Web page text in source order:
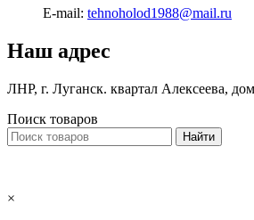
E-mail: tehnoholod1988@mail.ru
Наш адрес
ЛНР, г. Луганск. квартал Алексеева,
Поиск товаров
×